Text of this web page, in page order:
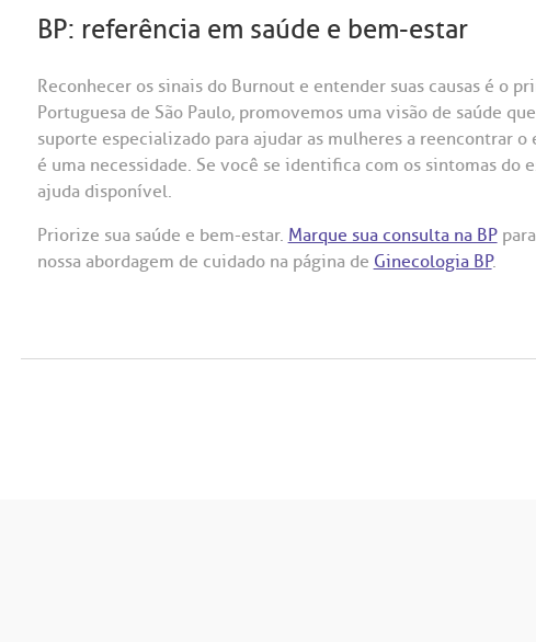
BP: referência em saúde e bem-estar
Reconhecer os sinais do Burnout e entender suas causas é o
Portuguesa de São Paulo, promovemos uma visão de saúde
suporte especializado para ajudar as mulheres a reencontrar
é uma necessidade. Se você se identifica com os sintomas do
ajuda disponível.
Priorize sua saúde e bem-estar. Marque sua consulta na BP
nossa abordagem de cuidado na página de Ginecologia BP.